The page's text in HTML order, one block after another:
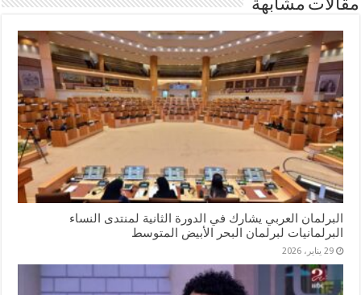
مقالات مشابهة
البرلمان العربي يشارك في الدورة الثانية لمنتدى النساء
البرلمانيات لبرلمان البحر الأبيض المتوسط
29 يناير، 2026